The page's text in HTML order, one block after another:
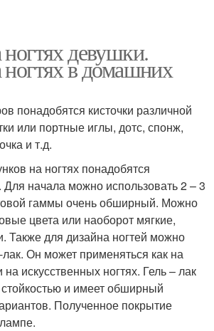
девушки.
в домашних
понадобятся кисточки различной
или портные иглы, дотс, спонж,
и т.д.
на ногтях понадобятся
Для начала можно использовать 2 – 3
гаммы очень обширный. Можно
цвета или наоборот мягкие,
Также для дизайна ногтей можно
лак. Он может применяться как на
искусственных ногтях. Гель – лак
и имеет обширный
Полученное покрытие